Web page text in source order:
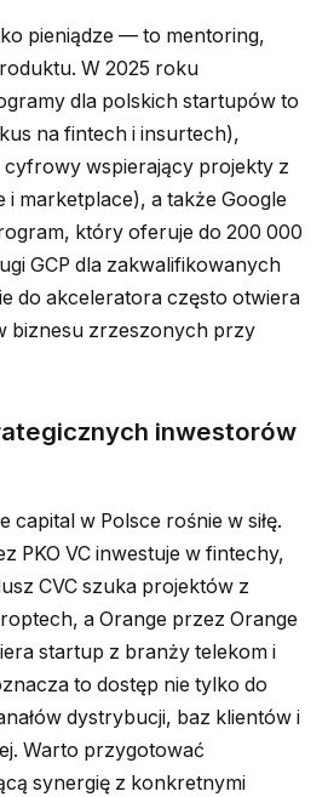
pieniądze — to mentoring,
W 2025 roku
dla polskich startupów to
na fintech i insurtech),
cyfrowy wspierający projekty z
marketplace), a także Google
który oferuje do 200 000
GCP dla zakwalifikowanych
do akceleratora często otwiera
biznesu zrzeszonych przy
inwestorów
capital w Polsce rośnie w siłę.
PKO VC inwestuje w fintechy,
CVC szuka projektów z
a Orange przez Orange
startup z branży telekom i
to dostęp nie tylko do
dystrybucji, baz klientów i
Warto przygotować
synergię z konkretnymi